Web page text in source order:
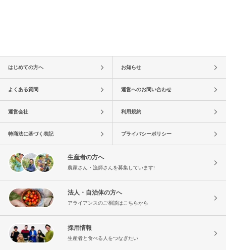
はじめての方へ お知らせ
よくある質問 運営へのお問い合わせ
運営会社 利用規約
特商法に基づく表記 プライバシーポリシー
生産者の方へ
農家さん・漁師さんを募集しています!
法人・自治体の方へ
アライアンスのご相談はこちらから
採用情報
生産者と食べる人をつなぎたい